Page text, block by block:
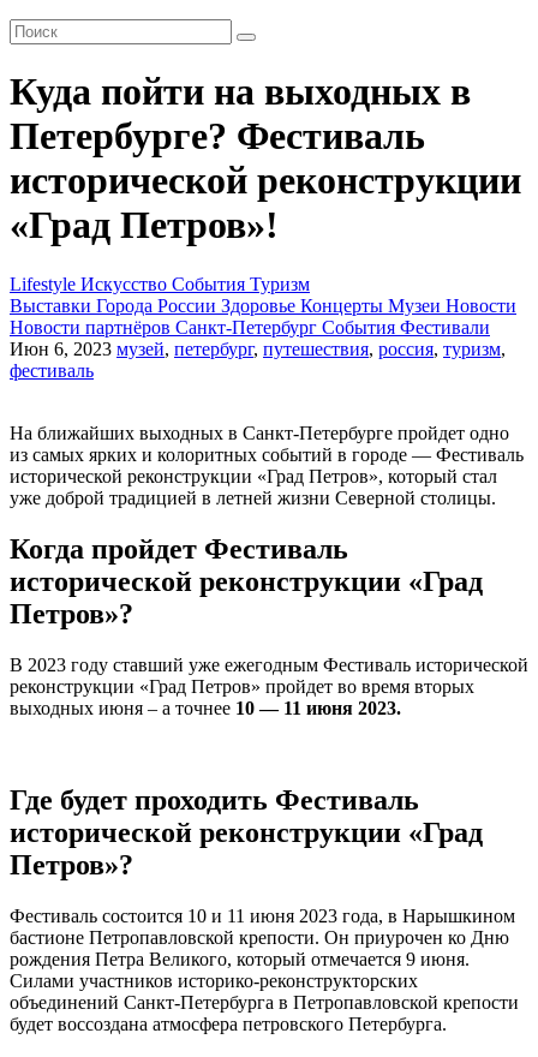
Куда пойти на выходных в
Петербурге? Фестиваль
исторической реконструкции
«Град Петров»!
Lifestyle Искусство События Туризм
Выставки Города России Здоровье Концерты Музеи Новости
Новости партнёров Санкт-Петербург События Фестивали
Июн 6, 2023 музей, петербург, путешествия, россия, туризм,
фестиваль
На ближайших выходных в Санкт-Петербурге пройдет одно
из самых ярких и колоритных событий в городе — Фестиваль
исторической реконструкции «Град Петров», который стал
уже доброй традицией в летней жизни Северной столицы.
Когда пройдет Фестиваль
исторической реконструкции «Град
Петров»?
В 2023 году ставший уже ежегодным Фестиваль исторической
реконструкции «Град Петров» пройдет во время вторых
выходных июня – а точнее 10 — 11 июня 2023.
Где будет проходить Фестиваль
исторической реконструкции «Град
Петров»?
Фестиваль состоится 10 и 11 июня 2023 года, в Нарышкином
бастионе Петропавловской крепости. Он приурочен ко Дню
рождения Петра Великого, который отмечается 9 июня.
Силами участников историко-реконструкторских
объединений Санкт-Петербурга в Петропавловской крепости
будет воссоздана атмосфера петровского Петербурга.